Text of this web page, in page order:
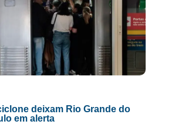
deixam Rio Grande do
em alerta